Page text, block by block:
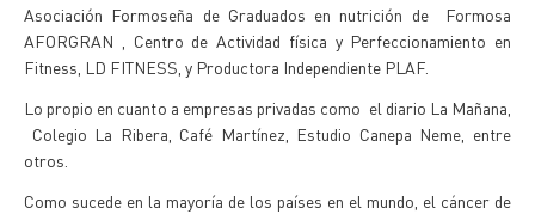
Asociación Formoseña de Graduados en nutrición de Formosa
AFORGRAN , Centro de Actividad física y Perfeccionamiento en
Fitness, LD FITNESS, y Productora Independiente PLAF.
Lo propio en cuanto a empresas privadas como el diario La Mañana,
Colegio La Ribera, Café Martínez, Estudio Canepa Neme, entre
otros.
Como sucede en la mayoría de los países en el mundo, el cáncer de